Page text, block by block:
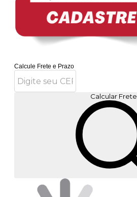
Calcule Frete e Prazo
Calcular Frete